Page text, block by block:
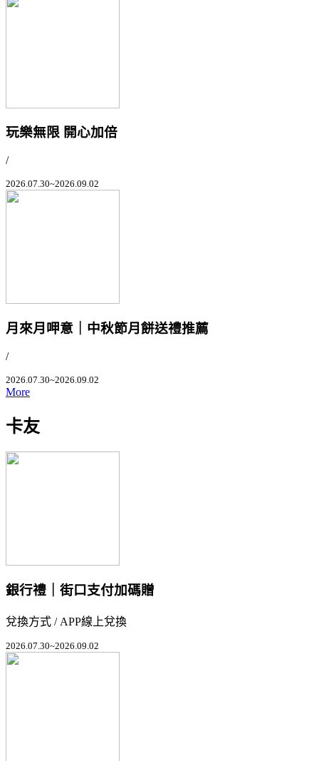
玩樂無限 開心加倍
/
2026.07.30~2026.09.02
月來月呷意｜中秋節月餅送禮推薦
/
2026.07.30~2026.09.02
More
卡友
銀行禮｜街口支付加碼贈
兌換方式 / APP線上兌換
2026.07.30~2026.09.02